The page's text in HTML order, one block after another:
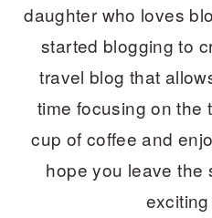
daughter who loves
started blogging to
travel blog that
time focusing on the
cup of coffee and
hope you leave the